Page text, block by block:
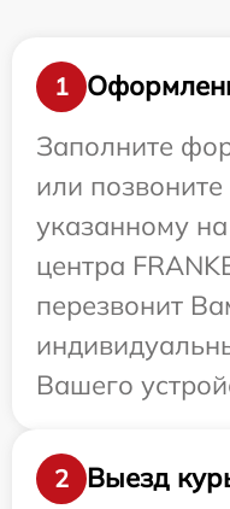
1
Заполните
или
указанному
центра
перезвонит
Вашего
2
Выезд